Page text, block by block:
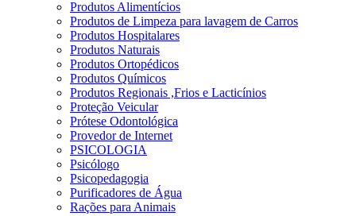
Produtos Alimentícios
Produtos de Limpeza para lavagem de Carros
Produtos Hospitalares
Produtos Naturais
Produtos Ortopédicos
Produtos Químicos
Produtos Regionais ,Frios e Lacticínios
Proteção Veicular
Prótese Odontológica
Provedor de Internet
PSICOLOGIA
Psicólogo
Psicopedagogia
Purificadores de Água
Rações para Animais